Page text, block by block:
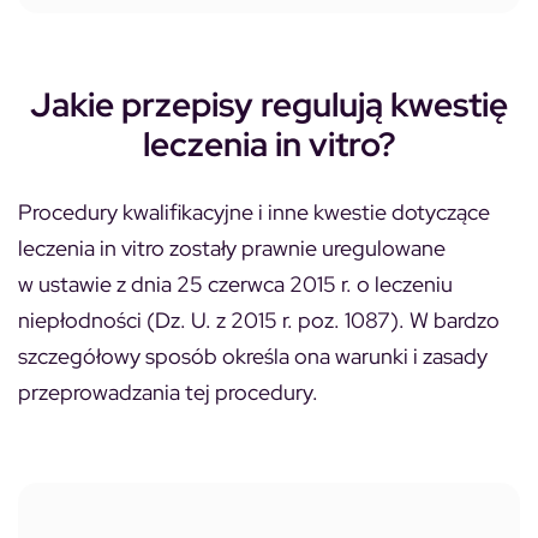
Jakie przepisy regulują kwestię
leczenia in vitro?
Procedury kwalifikacyjne i inne kwestie dotyczące
leczenia in vitro zostały prawnie uregulowane
w ustawie z dnia 25 czerwca 2015 r. o leczeniu
niepłodności (Dz. U. z 2015 r. poz. 1087). W bardzo
szczegółowy sposób określa ona warunki i zasady
przeprowadzania tej procedury.